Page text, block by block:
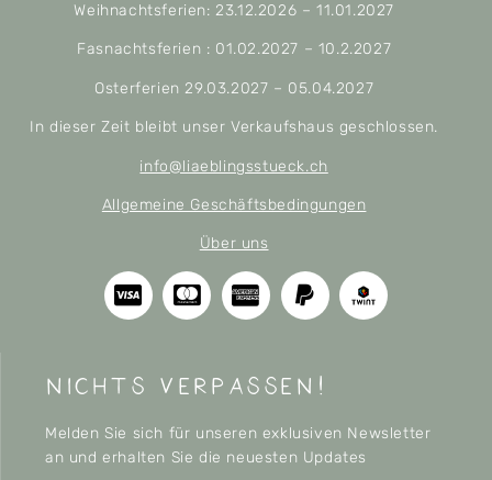
Weihnachtsferien: 23.12.2026 – 11.01.2027
Fasnachtsferien : 01.02.2027 – 10.2.2027
Osterferien 29.03.2027 – 05.04.2027
In dieser Zeit bleibt unser Verkaufshaus geschlossen.
info@liaeblingsstueck.ch
Allgemeine Geschäftsbedingungen
Über uns
nichts verpassen!
Melden Sie sich für unseren exklusiven Newsletter
an und erhalten Sie die neuesten Updates